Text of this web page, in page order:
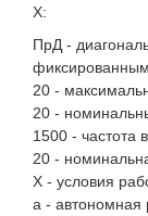
X:
ПрД -
20 -
20 -
1500 - частота
20 -
X - условия
а - автономная